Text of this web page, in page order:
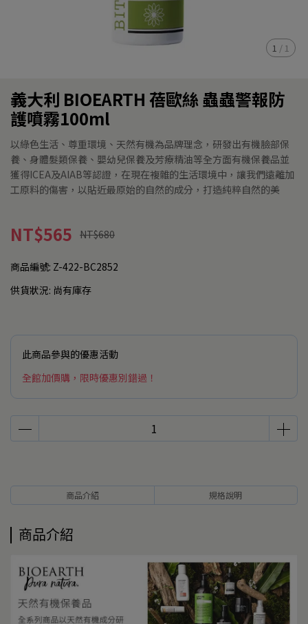
1 / 1
義大利 BIOEARTH 蓓歐絲 蟲蟲警報防
護噴霧100ml
以綠色生活、尊重環境、天然有機為品牌理念，研發出有機臉部保
養、身體髮類保養、嬰幼兒保養及芳療精油等全方面有機保養品並
獲得ICEA及AIAB等認證，在現在複雜的生活環境中，讓我們遠離加
工原料的傷害，以貼近最原始的自然的成分，打造純粹自然的美
NT$565 NT$680
商品編號: Z-422-BC2852
供貨狀況: 尚有庫存
此商品參與的優惠活動
全館加價購，限時優惠別錯過！
商品介紹 規格說明
商品介紹